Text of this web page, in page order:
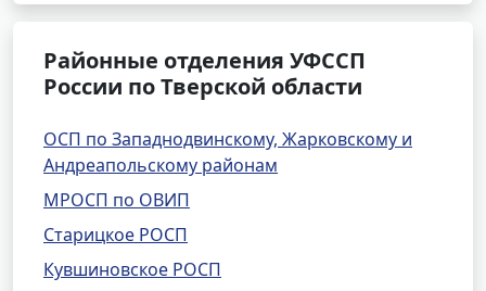
Районные отделения УФССП
России по Тверской области
ОСП по Западнодвинскому, Жарковскому и
Андреапольскому районам
МРОСП по ОВИП
Старицкое РОСП
Кувшиновское РОСП